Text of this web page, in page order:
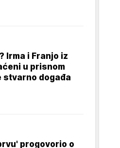
Irma i Franjo iz
u prisnom
stvarno događa
progovorio o